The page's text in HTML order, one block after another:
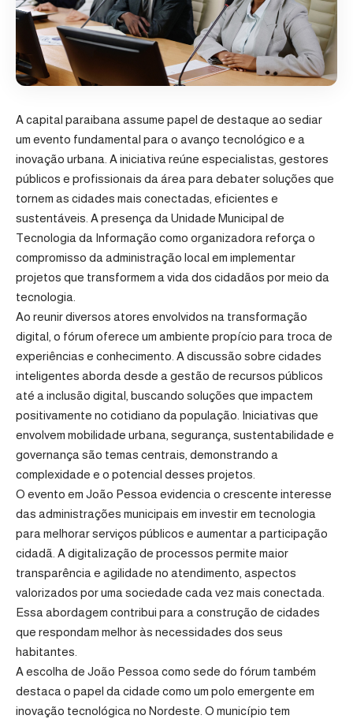
A capital paraibana assume papel de destaque ao sediar
um evento fundamental para o avanço tecnológico e a
inovação urbana. A iniciativa reúne especialistas, gestores
públicos e profissionais da área para debater soluções que
tornem as cidades mais conectadas, eficientes e
sustentáveis. A presença da Unidade Municipal de
Tecnologia da Informação como organizadora reforça o
compromisso da administração local em implementar
projetos que transformem a vida dos cidadãos por meio da
tecnologia.
Ao reunir diversos atores envolvidos na transformação
digital, o fórum oferece um ambiente propício para troca de
experiências e conhecimento. A discussão sobre cidades
inteligentes aborda desde a gestão de recursos públicos
até a inclusão digital, buscando soluções que impactem
positivamente no cotidiano da população. Iniciativas que
envolvem mobilidade urbana, segurança, sustentabilidade e
governança são temas centrais, demonstrando a
complexidade e o potencial desses projetos.
O evento em João Pessoa evidencia o crescente interesse
das administrações municipais em investir em tecnologia
para melhorar serviços públicos e aumentar a participação
cidadã. A digitalização de processos permite maior
transparência e agilidade no atendimento, aspectos
valorizados por uma sociedade cada vez mais conectada.
Essa abordagem contribui para a construção de cidades
que respondam melhor às necessidades dos seus
habitantes.
A escolha de João Pessoa como sede do fórum também
destaca o papel da cidade como um polo emergente em
inovação tecnológica no Nordeste. O município tem